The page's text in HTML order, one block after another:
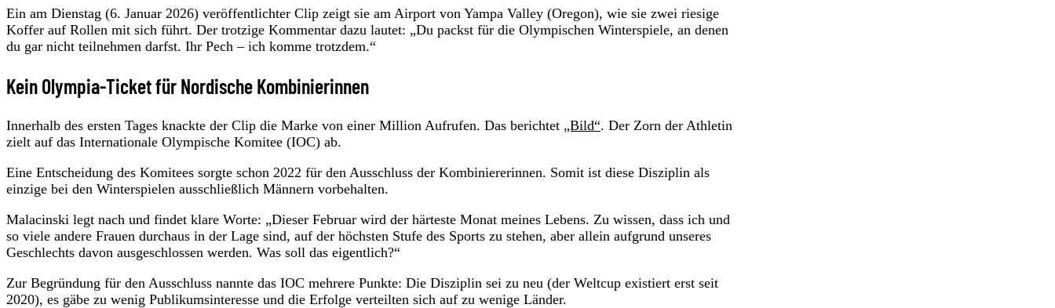
Ein am Dienstag (6. Januar 2026) veröffentlichter Clip zeigt sie am Airport von Yampa Valley (Oregon), wie sie zwei riesige
Koffer auf Rollen mit sich führt. Der trotzige Kommentar dazu lautet: „Du packst für die Olympischen Winterspiele, an denen
du gar nicht teilnehmen darfst. Ihr Pech – ich komme trotzdem.“
Kein Olympia-Ticket für Nordische Kombinierinnen
Innerhalb des ersten Tages knackte der Clip die Marke von einer Million Aufrufen. Das berichtet „Bild“. Der Zorn der Athletin
zielt auf das Internationale Olympische Komitee (IOC) ab.
Eine Entscheidung des Komitees sorgte schon 2022 für den Ausschluss der Kombiniererinnen. Somit ist diese Disziplin als
einzige bei den Winterspielen ausschließlich Männern vorbehalten.
Malacinski legt nach und findet klare Worte: „Dieser Februar wird der härteste Monat meines Lebens. Zu wissen, dass ich und
so viele andere Frauen durchaus in der Lage sind, auf der höchsten Stufe des Sports zu stehen, aber allein aufgrund unseres
Geschlechts davon ausgeschlossen werden. Was soll das eigentlich?“
Zur Begründung für den Ausschluss nannte das IOC mehrere Punkte: Die Disziplin sei zu neu (der Weltcup existiert erst seit
2020), es gäbe zu wenig Publikumsinteresse und die Erfolge verteilten sich auf zu wenige Länder.